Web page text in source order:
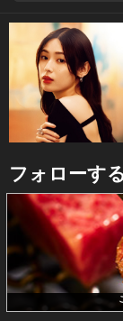
フォローする